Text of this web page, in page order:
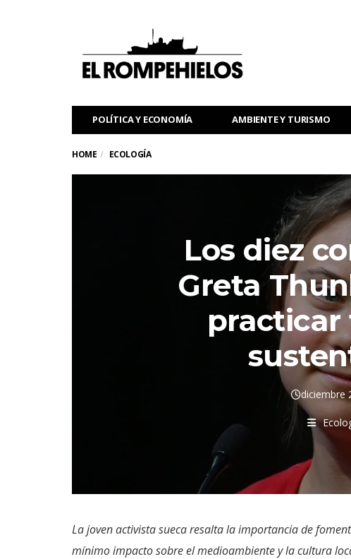
POLÍTICA Y ECONOMÍA AMBIENTE Y TURISMO
HOME ECOLOGÍA
Los diez
Greta
diciembre
La joven activista sueca resalta la importancia de
mínimo impacto sobre el medioambiente y la cultura